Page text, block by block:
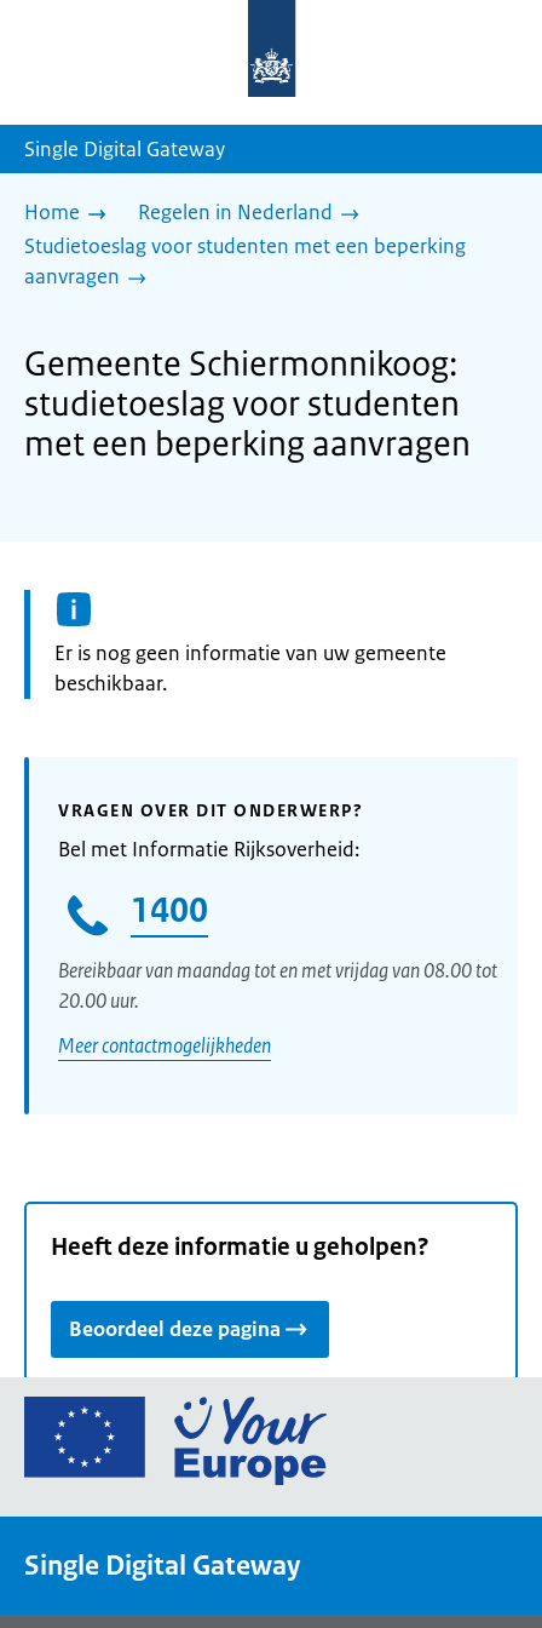
homepage
Single Digital Gateway
Home
Regelen in Nederland
Studietoeslag voor studenten met een beperking
aanvragen
Gemeente Schiermonnikoog:
studietoeslag voor studenten
met een beperking aanvragen
Informatie:
Er is nog geen informatie van uw gemeente
beschikbaar.
VRAGEN OVER DIT ONDERWERP?
Bel met Informatie Rijksoverheid:
1400
Bereikbaar van maandag tot en met vrijdag van 08.00 tot
20.00 uur.
Meer contactmogelijkheden
Heeft deze informatie u geholpen?
Beoordeel deze pagina
Ga
de
een
Single Digital Gateway